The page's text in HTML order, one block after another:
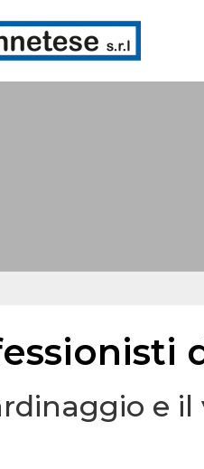
e il